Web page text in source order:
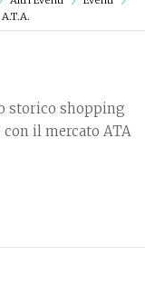
storico shopping
con il mercato ATA